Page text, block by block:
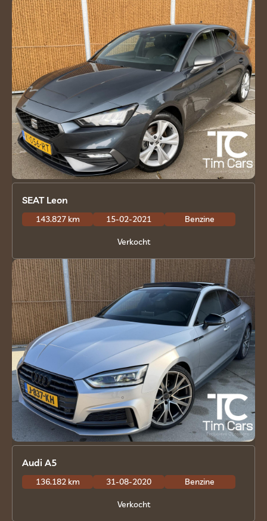
SEAT Leon
143.827 km 15-02-2021 Benzine
Verkocht
Audi A5
136.182 km 31-08-2020 Benzine
Verkocht